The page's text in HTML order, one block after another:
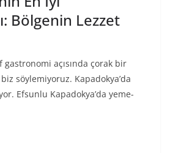
Bölgenin Lezzet
gastronomi açısında çorak bir
söylemiyoruz. Kapadokya’da
Efsunlu Kapadokya’da yeme-